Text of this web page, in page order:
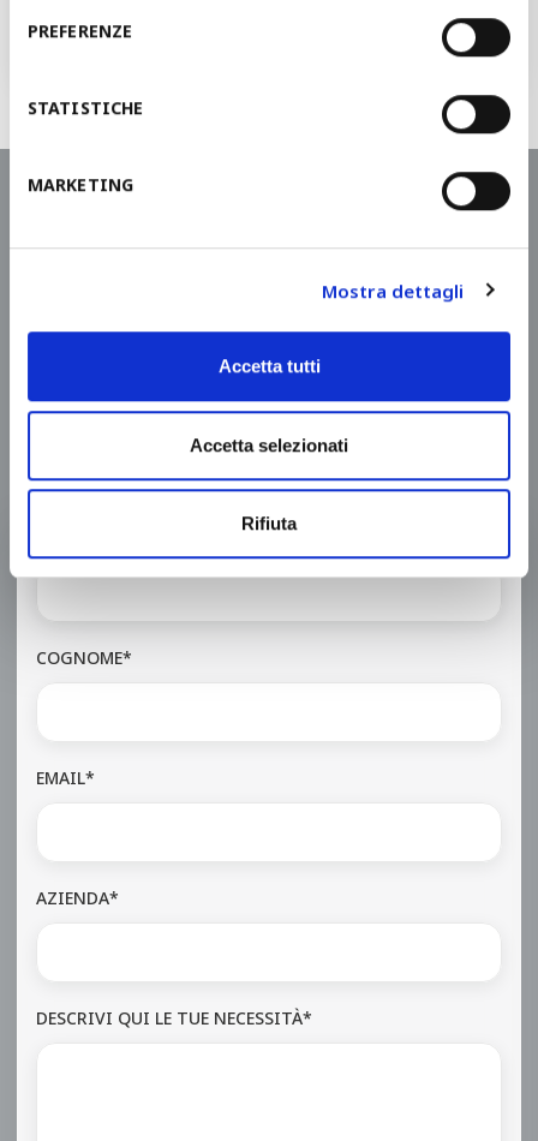
PREFERENZE
STATISTICHE
MARKETING
Mostra dettagli
Accetta tutti
Accetta selezionati
Rifiuta
Riceverai un contatto entro 48 ore
Progettiamo e realizziamo linee di profilatura e linee
di taglio secondo le tue esigenze.
Il nostro team commerciale è a tua disposizione.
Imagine it's possible.
COGNOME*
EMAIL*
AZIENDA*
DESCRIVI QUI LE TUE NECESSITÀ*